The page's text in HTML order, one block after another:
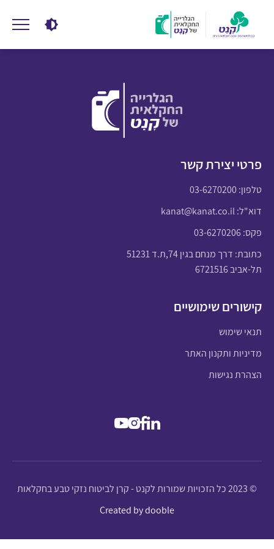
פרטי יצירת קשר
טלפון:03-6270200
דוא"ל:kanat@kanat.co.il
פקס: 03-6270206
כתובת: דרך מנחם בגין 74,ת.ד 51231
תל-אביב 6721516
קישורים שימושיים
תנאי שימוש
מדיניות ותקנון האתר
הצהרת נגישות
© 2023 כל הזכויות שמורות לקנט - קרן לביטוח נזקי טבע בחקלאות
Created by dooble